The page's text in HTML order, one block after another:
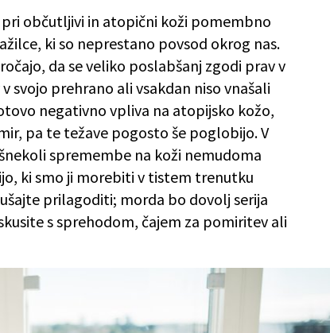
pri občutljivi in atopični koži pomembno
ki so neprestano povsod okrog nas.
da se veliko poslabšanj zgodi prav v
svojo prehrano ali vsakdan niso vnašali
negativno vpliva na atopijsko kožo,
pa te težave pogosto še poglobijo. V
spremembe na koži nemudoma
ki smo ji morebiti v tistem trenutku
prilagoditi; morda bo dovolj serija
s sprehodom, čajem za pomiritev ali